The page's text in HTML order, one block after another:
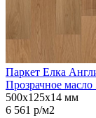
Паркет Елка
Прозрачное масло
500х125х14 мм
6 561 р/м2